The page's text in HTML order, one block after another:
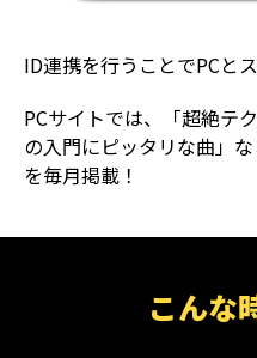
ID連携を行うことでPCと
PCサイトでは、「超絶テ
の入門にピッタリな曲」
を毎月掲載！
こんな